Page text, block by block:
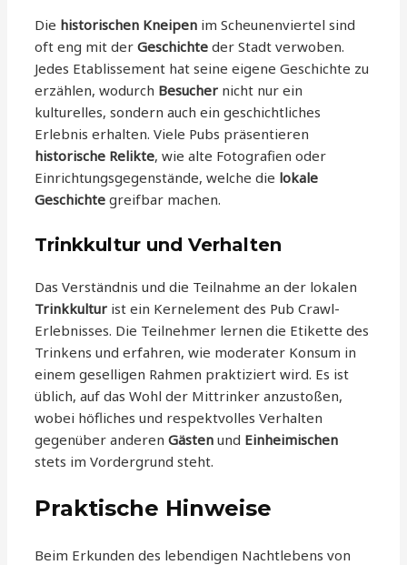
Die historischen Kneipen im Scheunenviertel sind
oft eng mit derGeschichte der Stadt verwoben.
Jedes Etablissement hat seine eigene Geschichte zu
erzählen, wodurch Besucher nicht nur ein
kulturelles, sondern auch ein geschichtliches
Erlebnis erhalten. Viele Pubs präsentieren
historische Relikte, wie alte Fotografien oder
Einrichtungsgegenstände, welche die lokale
Geschichte greifbar machen.
Trinkkultur und Verhalten
Das Verständnis und die Teilnahme an der lokalen
Trinkkultur ist ein Kernelement des Pub Crawl-
Erlebnisses. Die Teilnehmer lernen die Etikette des
Trinkens und erfahren, wie moderater Konsum in
einem geselligen Rahmen praktiziert wird. Es ist
üblich, auf das Wohl der Mittrinker anzustoßen,
wobei höfliches und respektvolles Verhalten
gegenüber anderenGästen und Einheimischen
stets im Vordergrund steht.
Praktische Hinweise
Beim Erkunden des lebendigen Nachtlebens von